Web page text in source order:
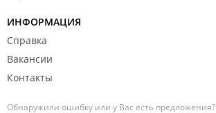
ИНФОРМАЦИЯ
Справка
Вакансии
Контакты
Обнаружили ошибку или у Вас есть предложения?